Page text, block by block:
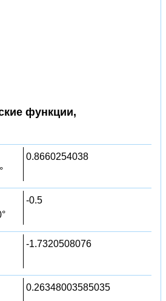
функции,
0.8660254038
-0.5
-1.7320508076
0.26348003585035